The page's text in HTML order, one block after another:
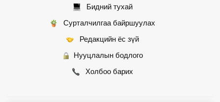
Бидний тухай
Сурталчилгаа байршуулах
Редакцийн ёс зүй
Нууцлалын бодлого
Холбоо барих